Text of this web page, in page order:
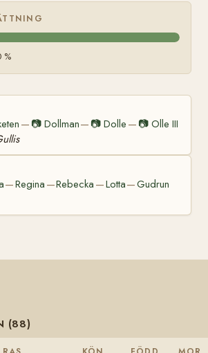
%
— 📷 Dollman— 📷 Dolle — 📷Olle III
—Regina —Rebecka —Lotta—Gudrun
(88)